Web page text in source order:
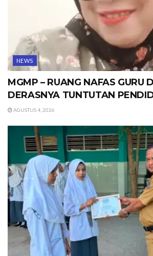
NEWS
MGMP – RUANG NAFAS GURU
DERASNYA TUNTUTAN
AGUSTUS 4, 2026